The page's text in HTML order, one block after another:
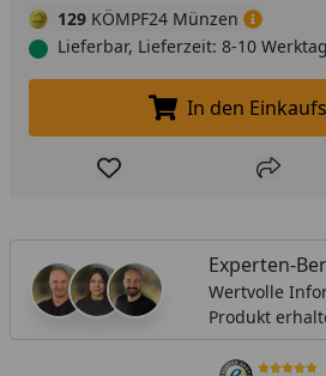
129 KÖMPF24 Münzen
Lieferbar, Lieferzeit: 8-10
In den
In den
Produkt zur Teilen
Experten-
Wertvolle
Produkt